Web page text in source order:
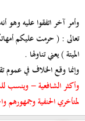
وأمر آخر اتفقوا عليه وهو
تعالى : ( حرمت عليكم
الميتة ) يعني تناولها .
وإنما وقع الخلاف في عموم
وأكثر الشافعية - وينسب
لمتأخري الحنفية وجمهورهم